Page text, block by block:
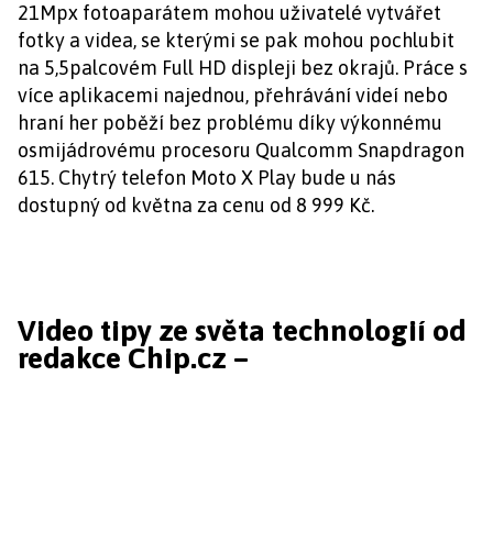
21Mpx fotoaparátem mohou uživatelé vytvářet
fotky a videa, se kterými se pak mohou pochlubit
na 5,5palcovém Full HD displeji bez okrajů. Práce s
více aplikacemi najednou, přehrávání videí nebo
hraní her poběží bez problému díky výkonnému
osmijádrovému procesoru Qualcomm Snapdragon
615. Chytrý telefon Moto X Play bude u nás
dostupný od května za cenu od 8 999 Kč.
Video tipy ze světa technologií od
redakce Chip.cz –